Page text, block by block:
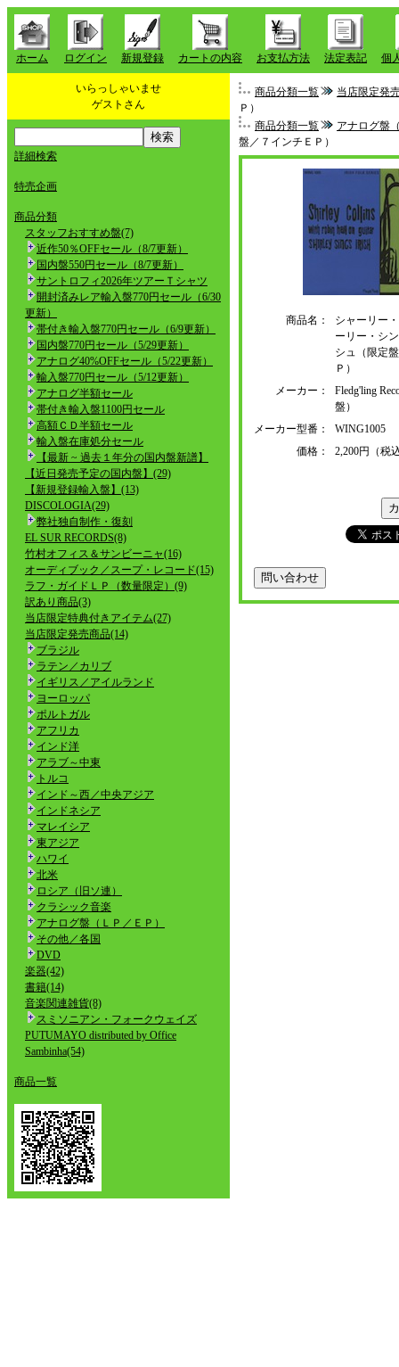
ホーム ログイン 新規登録 カートの内容 お支払方法 法定表記 個
いらっしゃいませ
ゲストさん
詳細検索
特売企画
商品分類
スタッフおすすめ盤(7)
近作50％OFFセール（8/7更新）
国内盤550円セール（8/7更新）
サントロフィ2026年ツアーＴシャツ
開封済みレア輸入盤770円セール（6/30
更新）
帯付き輸入盤770円セール（6/9更新）
国内盤770円セール（5/29更新）
アナログ40%OFFセール（5/22更新）
輸入盤770円セール（5/12更新）
アナログ半額セール
帯付き輸入盤1100円セール
高額ＣＤ半額セール
輸入盤在庫処分セール
【最新 ~ 過去１年分の国内盤新譜】
【近日発売予定の国内盤】(29)
【新規登録輸入盤】(13)
DISCOLOGIA(29)
弊社独自制作・復刻
EL SUR RECORDS(8)
竹村オフィス＆サンビーニャ(16)
オーディブック／スープ・レコード(15)
ラフ・ガイドＬＰ（数量限定）(9)
訳あり商品(3)
当店限定特典付きアイテム(27)
当店限定発売商品(14)
ブラジル
ラテン／カリブ
イギリス／アイルランド
ヨーロッパ
ポルトガル
アフリカ
インド洋
アラブ～中東
トルコ
インド～西／中央アジア
インドネシア
マレイシア
東アジア
ハワイ
北米
ロシア（旧ソ連）
クラシック音楽
アナログ盤（ＬＰ／ＥＰ）
その他／各国
DVD
楽器(42)
書籍(14)
音楽関連雑貨(8)
スミソニアン・フォークウェイズ
PUTUMAYO distributed by Office
Sambinha(54)
商品一覧
商品分類一覧
当店限定発
Ｐ）
商品分類一覧
アナログ盤
盤／７インチＥＰ）
商品名：
シャーリー
ーリー・シ
シュ（限定
Ｐ）
メーカー：
Fledg'ling
盤）
メーカー型番：
WING1005
価格：
2,200円（税